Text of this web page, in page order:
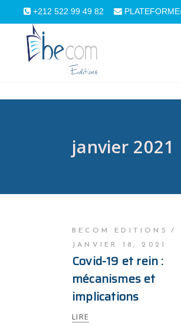
+212 522 99 49 82
janvier 2021
BECOM EDITIONS
JANVIER 18, 2021
Covid-19 et rein :
mécanismes et
implications
LIRE